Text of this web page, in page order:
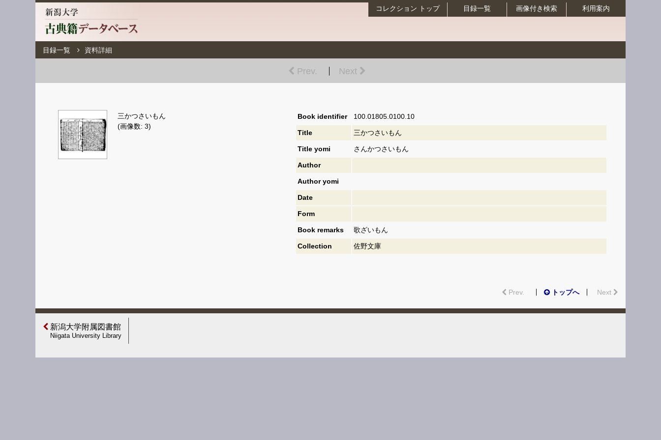
利用案内
画像付き検索
目録一覧
コレクション トップ
目録一覧 資料詳細
Prev. Next
Book identifier 100.01805.0100.10
Title 三かつさいもん
Title yomi さんかつさいもん
Author
Author yomi
Date
Form
Book remarks 歌ざいもん
Collection 佐野文庫
三かつさいもん
(画像数: 3)
Prev. トップへ Next
新潟大学附属図書館
Niigata University Library